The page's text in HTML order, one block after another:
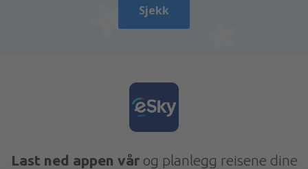
Sjekk
Last ned appen vår og planlegg reisene dine